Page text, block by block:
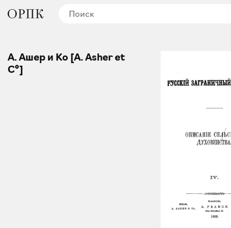
А. Ашер и Ко [A. Asher et
C°]